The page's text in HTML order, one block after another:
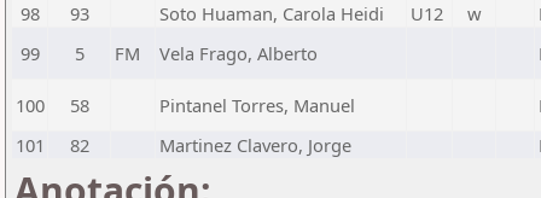
98
93 Soto Huaman, Carola Heidi U12 w
99
5 FM Vela Frago, Alberto
100 58 Pintanel Torres, Manuel
101
82 Martinez Clavero, Jorge